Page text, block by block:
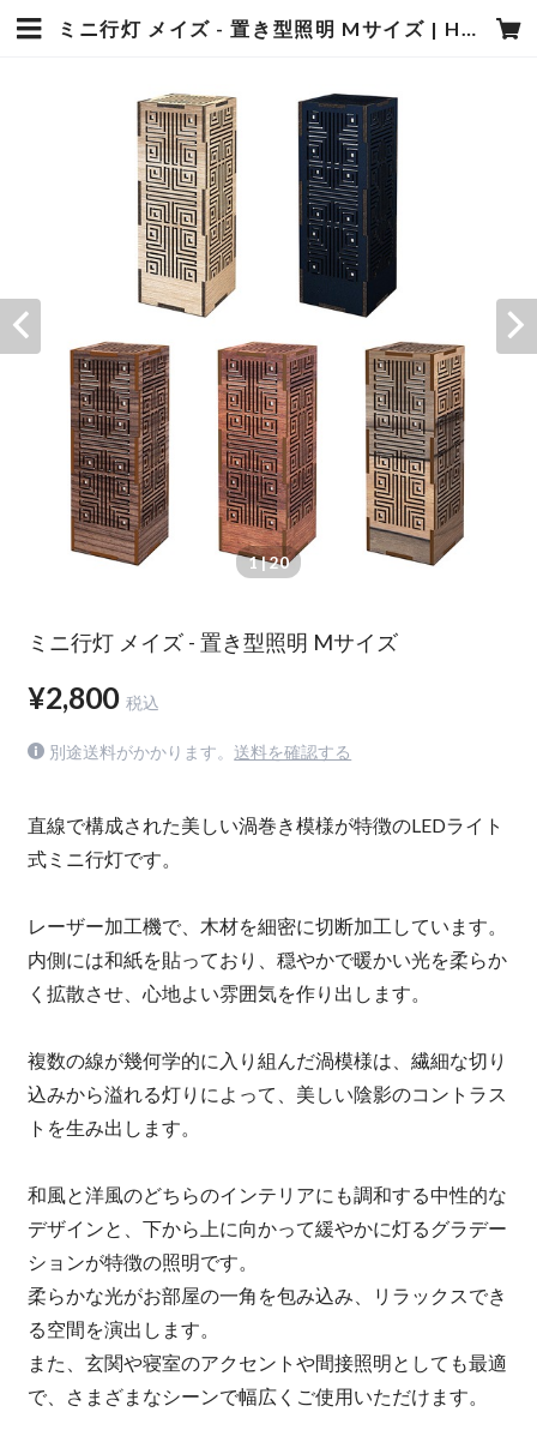
ミニ行灯 メイズ - 置き型照明 Mサイズ | HESOLAB ONLINE SHOP
1| 20
ミニ行灯 メイズ - 置き型照明 Mサイズ
¥2,800 税込
別途送料がかかります。 送料を確認する
直線で構成された美しい渦巻き模様が特徴のLEDライト
式ミニ行灯です。
レーザー加工機で、木材を細密に切断加工しています。
内側には和紙を貼っており、穏やかで暖かい光を柔らか
く拡散させ、心地よい雰囲気を作り出します。
複数の線が幾何学的に入り組んだ渦模様は、繊細な切り
込みから溢れる灯りによって、美しい陰影のコントラス
トを生み出します。
和風と洋風のどちらのインテリアにも調和する中性的な
デザインと、下から上に向かって緩やかに灯るグラデー
ションが特徴の照明です。
柔らかな光がお部屋の一角を包み込み、リラックスでき
る空間を演出します。
また、玄関や寝室のアクセントや間接照明としても最適
で、さまざまなシーンで幅広くご使用いただけます。